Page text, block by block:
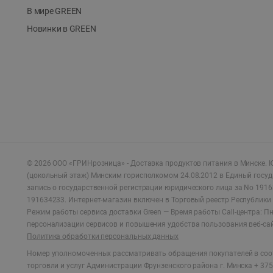
В мире GREEN
Новинки в GREEN
© 2026 ООО «ГРИНрозница» - Доставка продуктов питания в Минске.
(цокольный этаж) Минским горисполкомом 24.08.2012 в Единый
запись о государственной регистрации юридического лица за No
191634233. Интернет-магазин включен в Торговый реестр
Режим работы сервиса доставки Green — Время работы Call-центра:
персонализации сервисов и повышения удобства пользования веб-
Политика обработки персональных данных
Номер уполномоченных рассматривать обращения покупателей в
торговли и услуг Администрации Фрунзенского района г. Минска +